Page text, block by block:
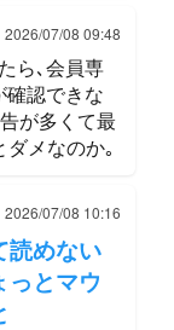
2026/07/08 09:48
ら､会員専
確認できな
が多くて最
メなのか｡
2026/07/08 10:16
読めない
とマウ